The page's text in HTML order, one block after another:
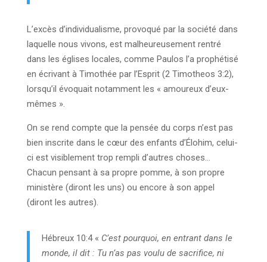
L’excès d’individualisme, provoqué par la société dans
laquelle nous vivons, est malheureusement rentré
dans les églises locales, comme Paulos l’a prophétisé
en écrivant à Timothée par l’Esprit (2 Timotheos 3:2),
lorsqu’il évoquait notamment les « amoureux d’eux-
mêmes ».
On se rend compte que la pensée du corps n’est pas
bien inscrite dans le cœur des enfants d’Élohim, celui-
ci est visiblement trop rempli d’autres choses…
Chacun pensant à sa propre pomme, à son propre
ministère (diront les uns) ou encore à son appel
(diront les autres).
Hébreux 10:4 « C’est pourquoi, en entrant dans le
monde, il dit : Tu n’as pas voulu de sacrifice, ni